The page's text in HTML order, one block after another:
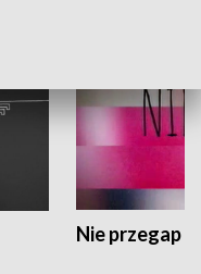
Nie przegap